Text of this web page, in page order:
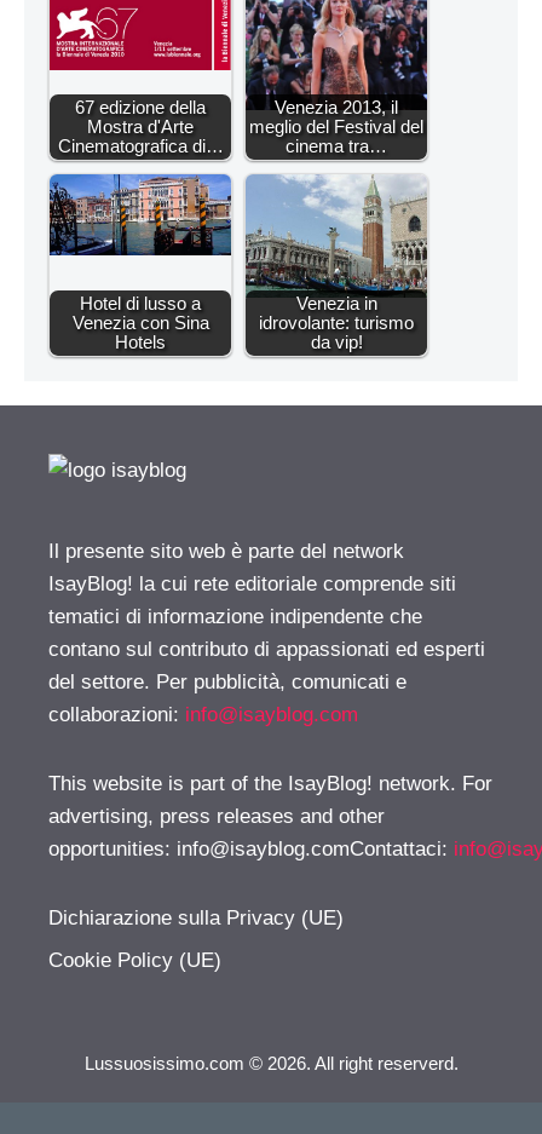
67 edizione della
Mostra d'Arte
Cinematografica di…
Venezia 2013, il
meglio del Festival del
cinema tra…
Hotel di lusso a
Venezia con Sina
Hotels
Venezia in
idrovolante: turismo
da vip!
Il presente sito web è parte del network
IsayBlog! la cui rete editoriale comprende siti
tematici di informazione indipendente che
contano sul contributo di appassionati ed esperti
del settore. Per pubblicità, comunicati e
collaborazioni: info@isayblog.com
This website is part of the IsayBlog! network. For
advertising, press releases and other
opportunities: info@isayblog.comContattaci:
Dichiarazione sulla Privacy (UE)
Cookie Policy (UE)
Lussuosissimo.com © 2026. All right reserverd.